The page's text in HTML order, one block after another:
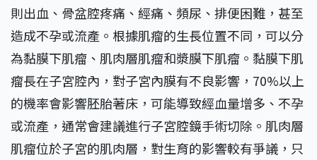
則出血、骨盆腔疼痛、經痛、頻尿、排便困難，甚至
造成不孕或流產。根據肌瘤的生長位置不同，可以分
為黏膜下肌瘤、肌肉層肌瘤和漿膜下肌瘤。黏膜下肌
瘤長在子宮腔內，對子宮內膜有不良影響，70%以上
的機率會影響胚胎著床，可能導致經血量增多、不孕
或流產，通常會建議進行子宮腔鏡手術切除。肌肉層
肌瘤位於子宮的肌肉層，對生育的影響較有爭議，只